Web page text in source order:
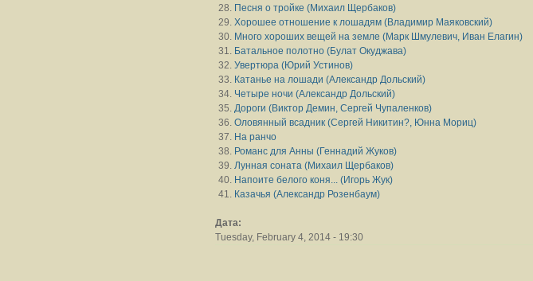
Песня о тройке (Михаил Щербаков)
Хорошее отношение к лошадям (Владимир Маяковский)
Много хороших вещей на земле (Марк Шмулевич, Иван Елагин)
Батальное полотно (Булат Окуджава)
Увертюра (Юрий Устинов)
Катанье на лошади (Александр Дольский)
Четыре ночи (Александр Дольский)
Дороги (Виктор Демин, Сергей Чупаленков)
Оловянный всадник (Сергей Никитин?, Юнна Мориц)
На ранчо
Романс для Анны (Геннадий Жуков)
Лунная соната (Михаил Щербаков)
Напоите белого коня... (Игорь Жук)
Казачья (Александр Розенбаум)
Дата:
Tuesday, February 4, 2014 - 19:30